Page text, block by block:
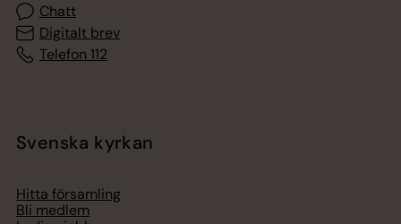
Chatt
Digitalt brev
Telefon 112
Svenska kyrkan
Hitta församling
Bli medlem